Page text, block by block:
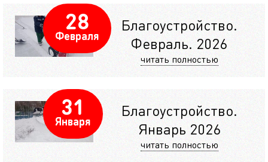
28
Февраля
Благоустройство.
Февраль. 2026
читать полностью
31
Января
Благоустройство.
Январь 2026
читать полностью